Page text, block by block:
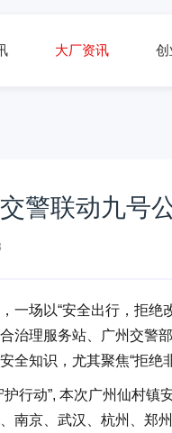
大厂资讯 创
警联动九号
一场以“安全出行，拒
治理服务站、广州交警
全知识，尤其聚焦“拒绝
行动”, 本次广州仙村镇
南京、武汉、杭州、郑